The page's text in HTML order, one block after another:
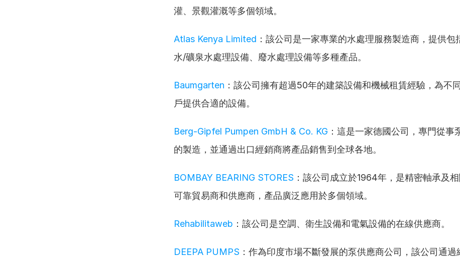
灌、景觀灌溉等多個領域。
Atlas Kenya Limited ：該公司是一家專業的水處理服務製造商，提供包
水/礦泉水處理設備、廢水處理設備等多種產品。
Baumgarten ：該公司擁有超過50年的建築設備和機械租賃經驗，為不
戶提供合適的設備。
Berg-Gipfel Pumpen GmbH & Co. KG ：這是一家德國公司，專門從事
的製造，並通過出口經銷商將產品銷售到全球各地。
BOMBAY BEARING STORES ：該公司成立於1964年，是精密軸承及
可靠貿易商和供應商，產品廣泛應用於多個領域。
Rehabilitaweb ：該公司是空調、衛生設備和電氣設備的在線供應商。
DEEPA PUMPS ：作為印度市場不斷發展的泵供應商公司，該公司通過